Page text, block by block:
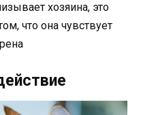
хозяина, это
что она чувствует